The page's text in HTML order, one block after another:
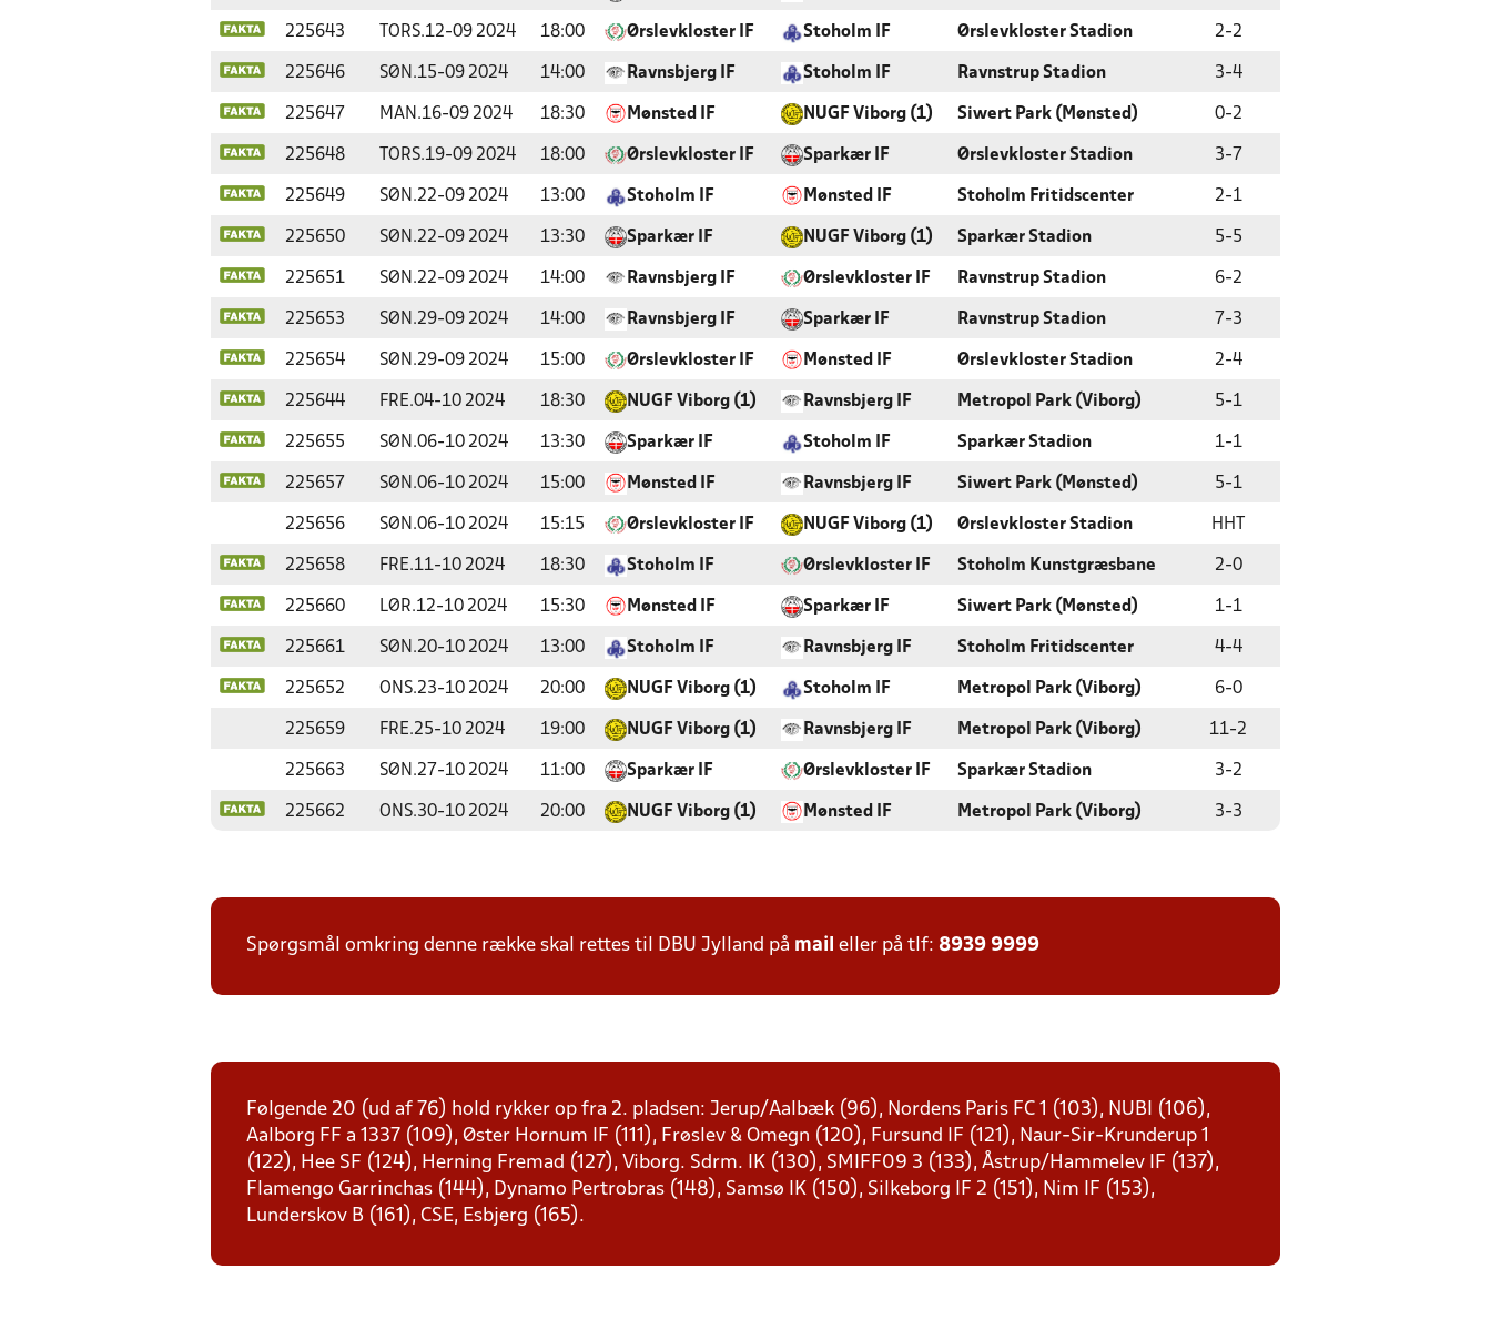
225643 TORS.12-09 2024 18:00 Ørslevkloster IF Stoholm IF Ørslevkloster Stadion 2-2
225646 SØN.15-09 2024 14:00 Ravnsbjerg IF Stoholm IF Ravnstrup Stadion 3-4
225647 MAN.16-09 2024 18:30 Mønsted IF NUGF Viborg (1) Siwert Park (Mønsted) 0-2
225648 TORS.19-09 2024 18:00 Ørslevkloster IF Sparkær IF Ørslevkloster Stadion 3- 7
225649 SØN.22-09 2024 13:00 Stoholm IF Mønsted IF Stoholm Fritidscenter 2-1
225650 SØN.22-09 2024 13:30 Sparkær IF NUGF Viborg (1) Sparkær Stadion 5-5
225651 SØN.22-09 2024 14:00 Ravnsbjerg IF Ørslevkloster IF Ravnstrup Stadion 6-2
225653 SØN.29-09 2024 14:00 Ravnsbjerg IF Sparkær IF Ravnstrup Stadion 7 -3
225654 SØN.29-09 2024 15:00 Ørslevkloster IF Mønsted IF Ørslevkloster Stadion 2-4
225644 FRE.04-10 2024 18:30 NUGF Viborg (1) Ravnsbjerg IF Metropol Park (Viborg) 5-1
225655 SØN.06-10 2024 13:30 Sparkær IF Stoholm IF Sparkær Stadion 1-1
225657 SØN.06-10 2024 15:00 Mønsted IF Ravnsbjerg IF Siwert Park (Mønsted) 5-1
225656 SØN.06-10 2024 15:15 Ørslevkloster IF NUGF Viborg (1) Ørslevkloster Stadion HHT
225658 FRE.11-10 2024 18:30 Stoholm IF Ørslevkloster IF Stoholm Kunstgræsbane 2-0
225660 LØR.12-10 2024 15:30 Mønsted IF Sparkær IF Siwert Park (Mønsted) 1-1
225661 SØN.20-10 2024 13:00 Stoholm IF Ravnsbjerg IF Stoholm Fritidscenter 4-4
225652 ONS.23-10 2024 20:00 NUGF Viborg (1) Stoholm IF Metropol Park (Viborg) 6-0
225659 FRE.25-10 2024 19:00 NUGF Viborg (1) Ravnsbjerg IF Metropol Park (Viborg) 11-2
225663 SØN.27-10 2024 11:00 Sparkær IF Ørslevkloster IF Sparkær Stadion 3-2
225662 ONS.30-10 2024 20:00 NUGF Viborg (1) Mønsted IF Metropol Park (Viborg) 3-3
Spørgsmål omkring denne række skal rettes til DBU Jylland på mail eller på tlf: 8939 9999
Følgende 20 (ud af 76) hold rykker op fra 2. pladsen: Jerup/Aalbæk (96), Nordens Paris FC 1 (103), NUBI (106),
Aalborg FF a 1337 (109), Øster Hornum IF (111), Frøslev & Omegn (120), Fursund IF (121), Naur-Sir-Krunderup 1
(122), Hee SF (124), Herning Fremad (127), Viborg. Sdrm. IK (130), SMIFF09 3 (133), Åstrup/Hammelev IF (137),
Flamengo Garrinchas (144), Dynamo Pertrobras (148), Samsø IK (150), Silkeborg IF 2 (151), Nim IF (153),
Lunderskov B (161), CSE, Esbjerg (165).